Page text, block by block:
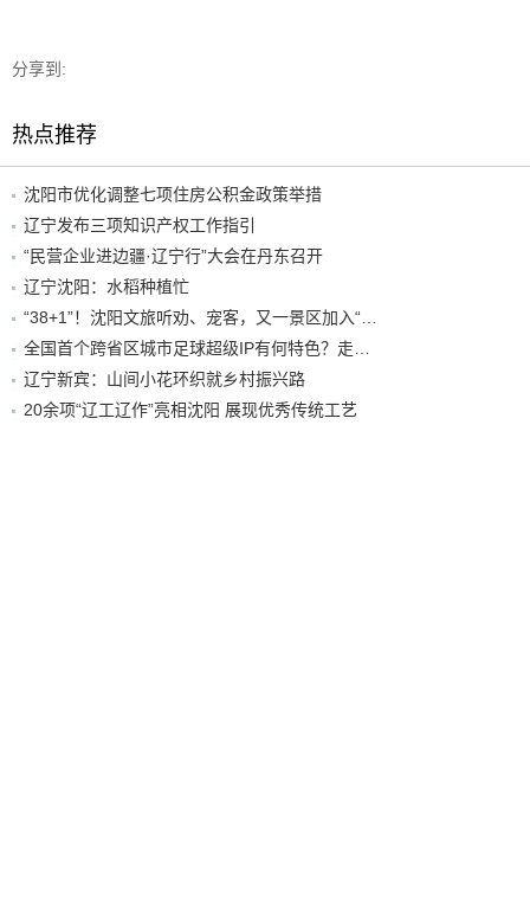
分享到:
热点推荐
沈阳市优化调整七项住房公积金政策举措
辽宁发布三项知识产权工作指引
“民营企业进边疆·辽宁行”大会在丹东召开
辽宁沈阳：水稻种植忙
辽宁新宾：山间小花环织就乡村振兴路
20余项“辽工辽作”亮相沈阳 展现优秀传统工艺